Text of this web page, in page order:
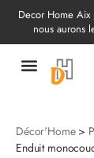
Decor Home Aix
nous aurons
Décor'Home>
Enduit